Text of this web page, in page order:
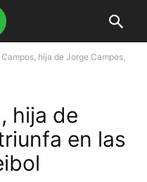
hija de Jorge Campos,
hija de
en las